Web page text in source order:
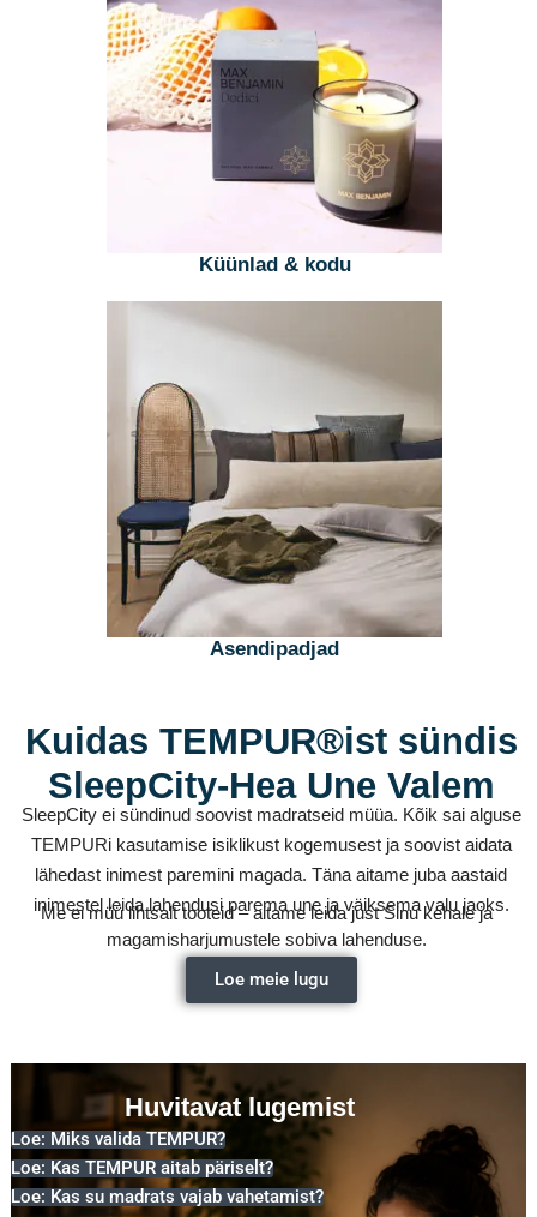
Küünlad & kodu
Asendipadjad
Kuidas TEMPUR®ist sündis
SleepCity-Hea Une Valem
SleepCity ei sündinud soovist madratseid müüa. Kõik sai alguse
TEMPURi kasutamise isiklikust kogemusest ja soovist aidata
lähedast inimest paremini magada. Täna aitame juba aastaid
inimestel leida lahendusi parema une ja väiksema valu jaoks.
Me ei müü lihtsalt tooteid – aitame leida just Sinu kehale ja
magamisharjumustele sobiva lahenduse.
Loe meie lugu
Huvitavat lugemist
Loe: Miks valida TEMPUR?
Loe: Kas TEMPUR aitab päriselt?
Loe: Kas su madrats vajab vahetamist?